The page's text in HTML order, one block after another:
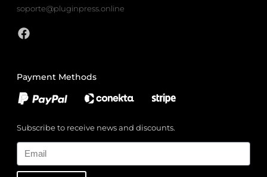
soporte@pluginpress.online
Payment Methods
Subscribe to receive news and discounts.